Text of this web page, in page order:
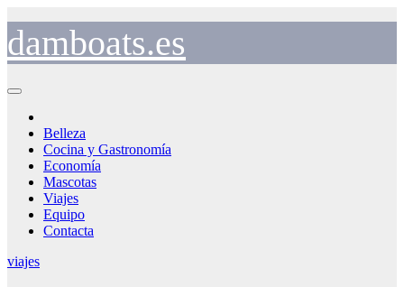
contenido
damboats.es
Belleza
Cocina y Gastronomía
Economía
Mascotas
Viajes
Equipo
Contacta
viajes